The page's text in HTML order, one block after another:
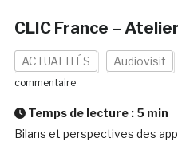
CLIC France –
ACTUALITÉS Audiovisit
commentaire
Temps de lecture : 5 min
Bilans et perspectives des